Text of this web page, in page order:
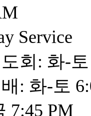
Service
회: 화-
: 화-토
7:45 PM